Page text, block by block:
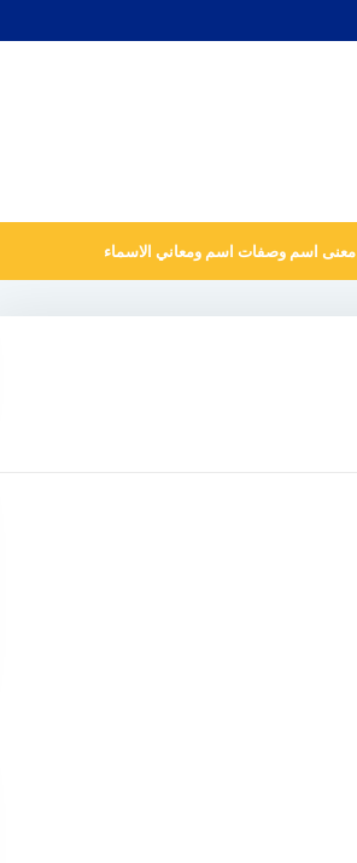
معنى اسم وصفات اسم ومعاني الاسماء